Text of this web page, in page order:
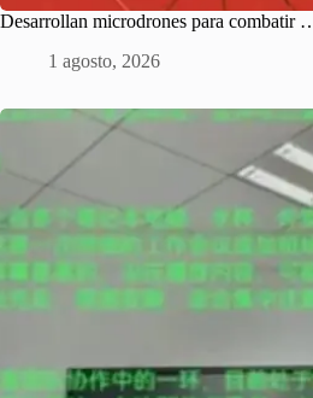
Desarrollan microdrones para combatir
1 agosto, 2026